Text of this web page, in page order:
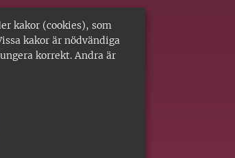
kakor (cookies), som
kakor är nödvändiga
korrekt. Andra är